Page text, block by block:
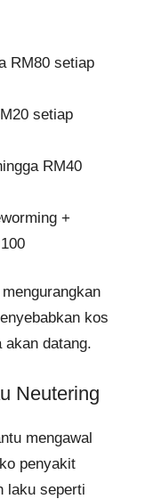
RM80 setiap
setiap
RM40
+
kos
akan datang.
Neutering
mengawal
penyakit
laku seperti